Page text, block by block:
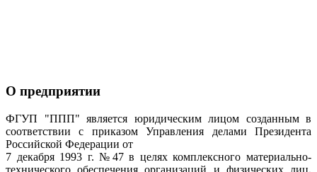
О предприятии
ФГУП "ППП" является юридическим лицом созданным в
соответствии с приказом Управления делами Президента
Российской Федерации от
7 декабря 1993 г. №47 в целях комплексного материально-
технического обеспечения организаций и физических лиц,